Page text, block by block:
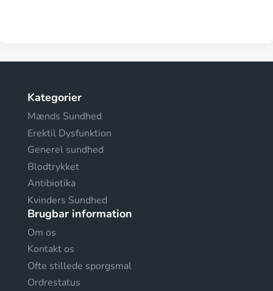
Kategorier
Mænds Sundhed
Erektil Dysfunktion
Generel sundhed
Blodtrykket
Antibiotika
Kvinders Sundhed
Brugbar information
Om os
Kontakt os
Ofte stillede sporgsmal
Ordrestatus